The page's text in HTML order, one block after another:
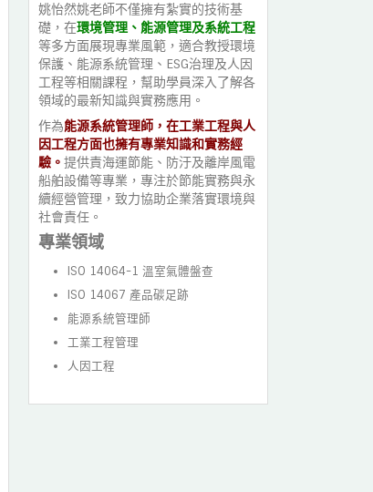
姚怡然姚老師不僅擁有紮實的技術基
礎，在環境管理、能源管理及系統工程
等多方面展現專業風範，適合教授環境
保護、能源系統管理、ESG治理及人因
工程等相關課程，幫助學員深入了解各
領域的最新知識與實務應用。
作為能源系統管理師，在工業工程與人
因工程方面也擁有專業知識和實務經
驗。 提供責海運節能、防汙及離岸風電
船舶設備等專業，專注於節能實務與永
續經營管理，致力協助企業落實環境與
社會責任。
專業領域
ISO 14064-1 溫室氣體盤查
ISO 14067 產品碳足跡
能源系統管理師
工業工程管理
人因工程